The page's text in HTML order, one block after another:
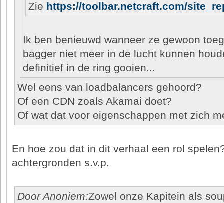
Zie https://toolbar.netcraft.com/
Ik ben benieuwd wanneer ze gewoon
bagger niet meer in de lucht kunnen
definitief in de ring gooien...
Wel eens van loadbalancers gehoord?
Of een CDN zoals Akamai doet?
Of wat dat voor eigenschappen met zich
En hoe zou dat in dit verhaal een rol
achtergronden s.v.p.
Door Anoniem:Zowel onze Kapitein als